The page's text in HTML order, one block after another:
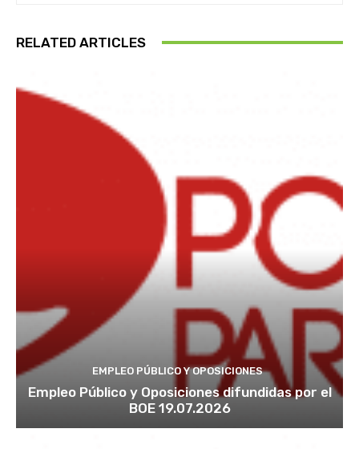
RELATED ARTICLES
EMPLEO PÚBLICO Y OPOSICIONES
Empleo Público y Oposiciones difundidas por el
BOE 19.07.2026